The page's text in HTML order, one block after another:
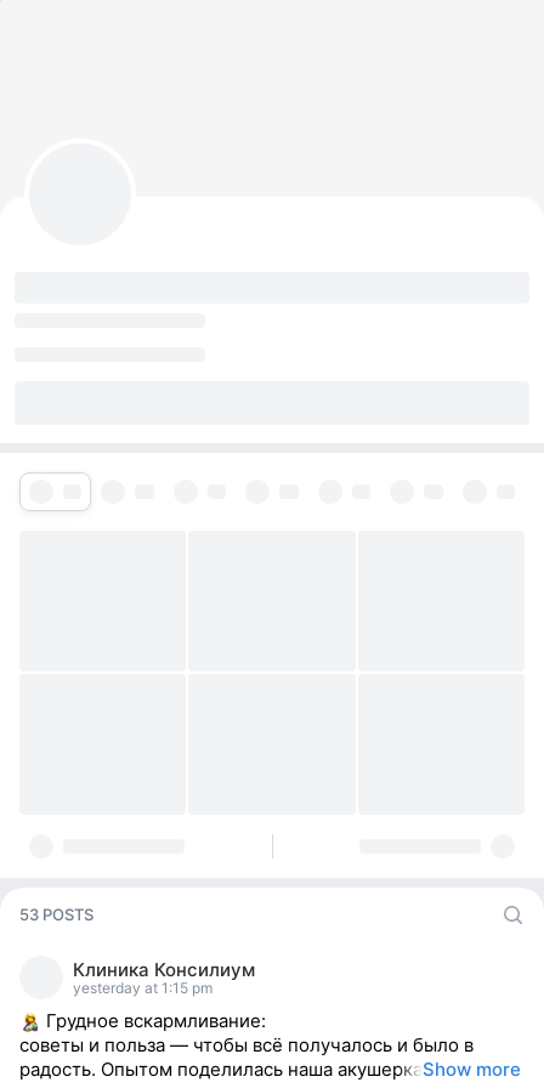
53 POSTS
Клиника Консилиум
yesterday at 1:15 pm
Грудное вскармливание:
советы и польза — чтобы всё получалось и было в
радость. Опытом поделилась наша акушеркаShow more